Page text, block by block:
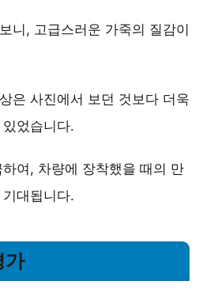
니, 고급스러운 가죽의 질감이
은 사진에서 보던 것보다 더욱
었습니다.
여, 차량에 장착했을 때의 만
대됩니다.
가